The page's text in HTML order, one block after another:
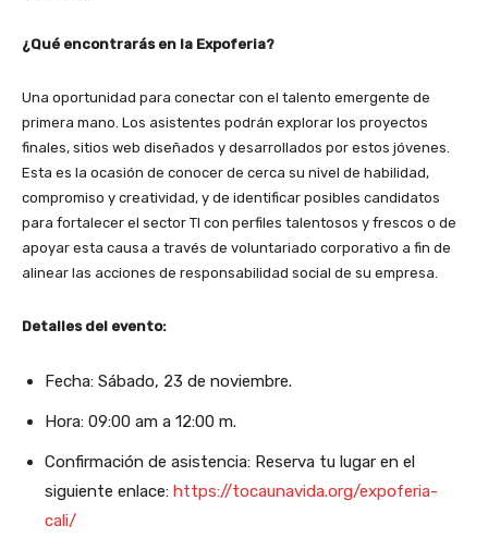
¿Qué encontrarás en la Expoferia?
Una oportunidad para conectar con el talento emergente de
primera mano. Los asistentes podrán explorar los proyectos
finales, sitios web diseñados y desarrollados por estos jóvenes.
Esta es la ocasión de conocer de cerca su nivel de habilidad,
compromiso y creatividad, y de identificar posibles candidatos
para fortalecer el sector TI con perfiles talentosos y frescos o de
apoyar esta causa a través de voluntariado corporativo a fin de
alinear las acciones de responsabilidad social de su empresa.
Detalles del evento:
Fecha: Sábado, 23 de noviembre.
Hora: 09:00 am a 12:00 m.
Confirmación de asistencia: Reserva tu lugar en el
siguiente enlace: https://tocaunavida.org/expoferia-
cali/